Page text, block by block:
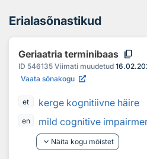
Erialasõnastikud
Geriaatria terminibaas content_copy
ID 546135 Viimati muudetud
Vaata sõnakogu
et kerge kognitiivne häire
en
mild cognitive
keyboard_arrow_down Näita kogu mõistet